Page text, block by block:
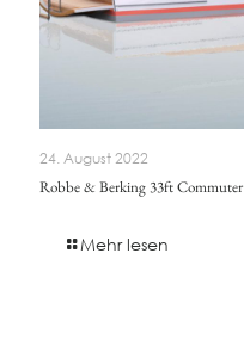
24. August 2022
Robbe & Berking 33ft Commuter
Mehr lesen